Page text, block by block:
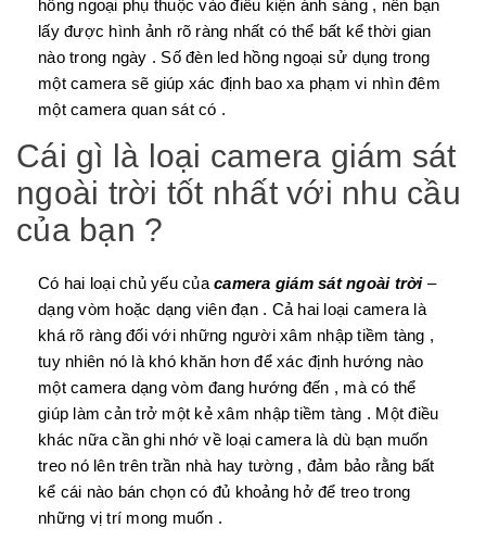
hồng ngoại phụ thuộc vào điều kiện ánh sáng , nên bạn
lấy được hình ảnh rõ ràng nhất có thể bất kể thời gian
nào trong ngày . Số đèn led hồng ngoại sử dụng trong
một camera sẽ giúp xác định bao xa phạm vi nhìn đêm
một camera quan sát có .
Cái gì là loại camera giám sát
ngoài trời tốt nhất với nhu cầu
của bạn ?
Có hai loại chủ yếu của camera giám sát ngoài trời–
dạng vòm hoặc dạng viên đạn . Cả hai loại camera là
khá rõ ràng đối với những người xâm nhập tiềm tàng ,
tuy nhiên nó là khó khăn hơn để xác định hướng nào
một camera dạng vòm đang hướng đến , mà có thể
giúp làm cản trở một kẻ xâm nhập tiềm tàng . Một điều
khác nữa cần ghi nhớ về loại camera là dù bạn muốn
treo nó lên trên trần nhà hay tường , đảm bảo rằng bất
kể cái nào bán chọn có đủ khoảng hở để treo trong
những vị trí mong muốn .